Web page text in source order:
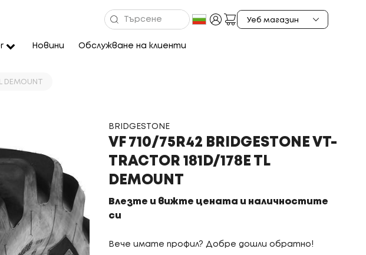
Новини Обслужване на клиенти
DEMOUNT
BRIDGESTONE
VF 710/75R42 BRIDGESTONE VT-
TRACTOR 181D/178E TL
DEMOUNT
Влезте и вижте цената и наличностите
си
Вече имате профил? Добре дошли обратно!